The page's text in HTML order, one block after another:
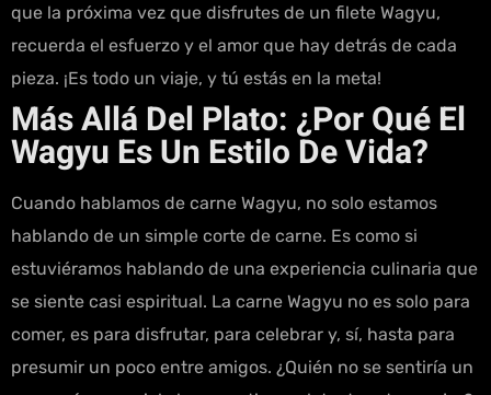
que la próxima vez que disfrutes de un filete Wagyu,
recuerda el esfuerzo y el amor que hay detrás de cada
pieza. ¡Es todo un viaje, y tú estás en la meta!
Más Allá Del Plato: ¿Por Qué El
Wagyu Es Un Estilo De Vida?
Cuando hablamos de carne Wagyu, no solo estamos
hablando de un simple corte de carne. Es como si
estuviéramos hablando de una experiencia culinaria que
se siente casi espiritual. La carne Wagyu no es solo para
comer, es para disfrutar, para celebrar y, sí, hasta para
presumir un poco entre amigos. ¿Quién no se sentiría un